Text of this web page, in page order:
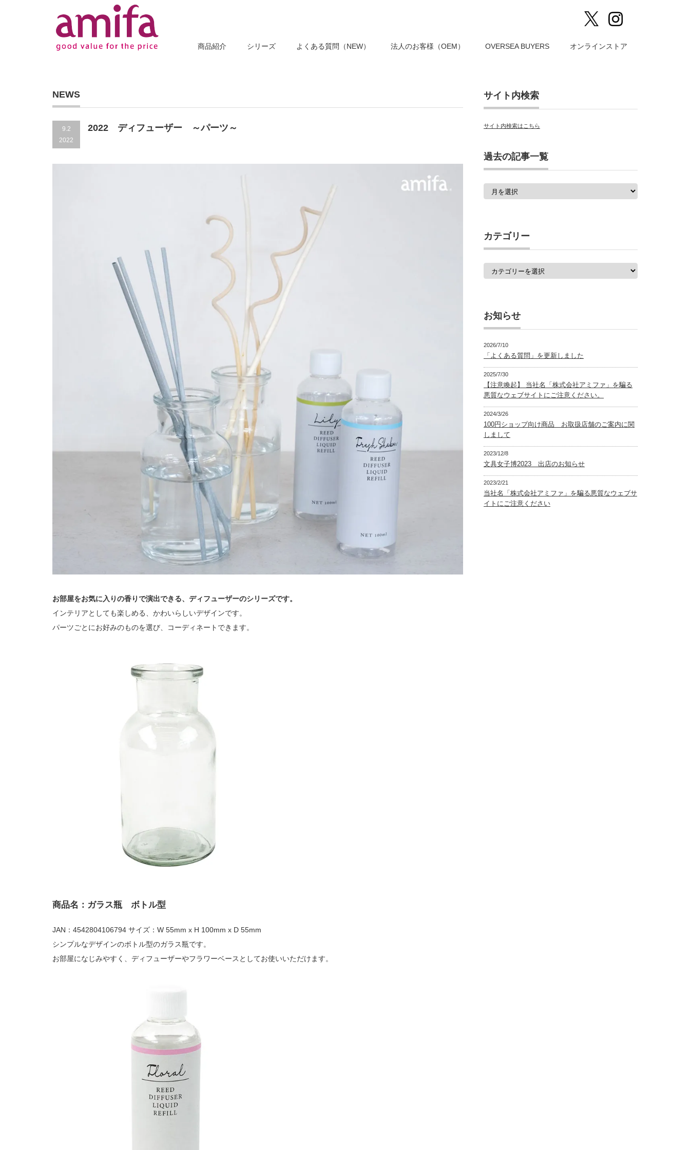
商品紹介 シリーズ よくある質問（NEW） 法人のお客様（OEM） OVERSEA BUYERS オンラインストア
NEWS
9.2
2022
2022 ディフューザー ～パーツ～
お部屋をお気に入りの香りで演出できる、ディフューザーのシリーズです。
インテリアとしても楽しめる、かわいらしいデザインです。
パーツごとにお好みのものを選び、コーディネートできます。
商品名：ガラス瓶 ボトル型
JAN：4542804106794 サイズ：W 55mm x H 100mm x D 55mm
シンプルなデザインのボトル型のガラス瓶です。
お部屋になじみやすく、ディフューザーやフラワーベースとしてお使いいただけます。
サイト内検索
サイト内検索はこちら
過去の記事一覧
過
覧
カテゴリー
カ
お知らせ
2026/7/10
「よくある質問」を更新しました
2025/7/30
【注意喚起】 当社名「株式会社アミファ」を騙る
悪質なウェブサイトにご注意ください。
2024/3/26
100円ショップ向け商品 お取扱店舗のご案内に関
しまして
2023/12/8
文具女子博2023 出店のお知らせ
2023/2/21
当社名「株式会社アミファ」を騙る悪質なウェブサ
イトにご注意ください